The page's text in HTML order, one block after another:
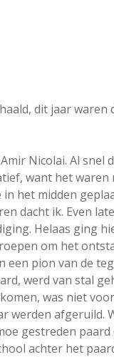
dit jaar waren
Nicolai. Al snel
want het
het midden
dacht ik. Even
Helaas ging
om het
een pion van de
werd van stal
was niet
werden afgeruild.
gestreden
achter het